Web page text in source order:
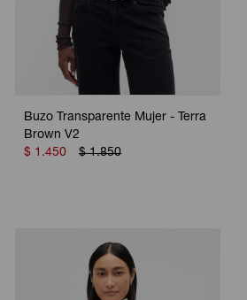
Buzo Transparente Mujer - Terra
Brown V2
$ 1.450 $ 1.850